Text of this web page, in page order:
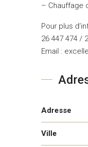
– Chauffage
Pour plus
26 447 474 /
Email :
Adresse
Ville